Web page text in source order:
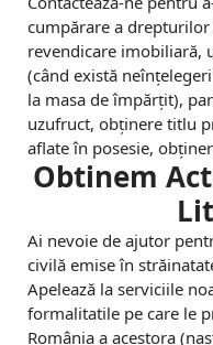
s
a
r
e
N
R
P
cumpărare a
revendicare imobiliară,
(când există
la masa de împărțit),
uzufruct, obținere titlu
aflate în posesie,
Obtinem
Ai nevoie de ajutor
civilă emise în
Apelează la serviciile
formalitatile pe care le
România a acestora